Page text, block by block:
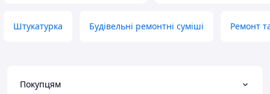
Штукатурка Будівельні ремонтні суміші Ремонт
Покупцям